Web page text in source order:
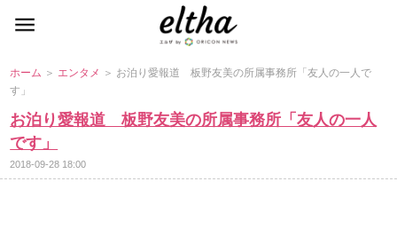
ホーム ＞ エンタメ ＞ お泊り愛報道 板野友美の所属事務所「友人の一人で
す」
お泊り愛報道 板野友美の所属事務所「友人の一人
です」
2018-09-28 18:00